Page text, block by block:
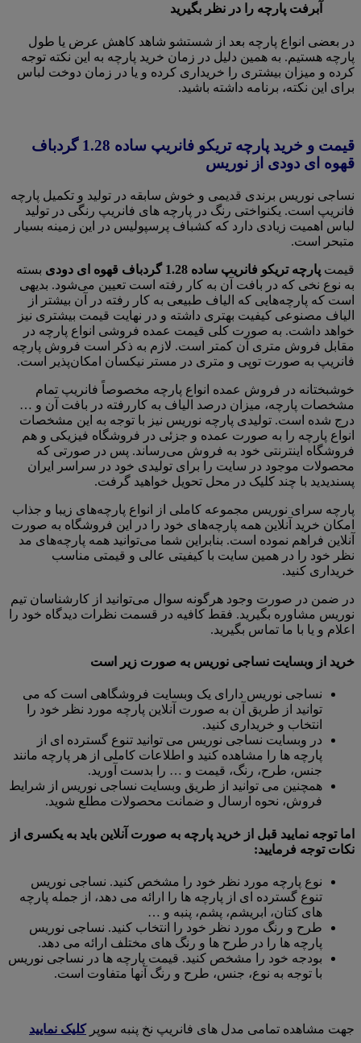
آبرفت پارچه را در نظر بگیرید
در بعضی انواع پارچه بعد از شستشو شاهد کاهش عرض یا طول
پارچه هستیم. به همین دلیل در زمان خرید پارچه به این نکته توجه
کرده و میزان بیشتری را خریداری کرده و یا در زمان دوخت لباس
برای این نکته، برنامه داشته باشید.
قیمت و خرید پارچه تریکو فانریپ ساده 1.28 گردباف
قهوه ای دودی از نوریس
نساجی نوریس برندی قدیمی و خوش سابقه در تولید و تکمیل پارچه
فانریپ است. یکنواختی رنگ در پارچه های فانریپ رنگی در تولید
لباس اهمیت زیادی دارد که کشباف پرسپولیس در این زمینه بسیار
متبحر است.
قیمت پارچه تریکو فانریپ ساده 1.28 گردباف قهوه ای دودی
بسته
به نوع نخی که در بافت آن به کار رفته است تعیین می‌شود. بدیهی
است که پارچه‌هایی که الیاف طبیعی به کار رفته در آن بیشتر از
الیاف مصنوعی کیفیت بهتری داشته و در نهایت قیمت بیشتری نیز
خواهد داشت. به صورت کلی قیمت عمده فروشی انواع پارچه در
مقابل فروش متری آن کمتر است. لازم به ذکر است فروش پارچه
فانریپ به صورت توپی و متری در مستر نیکسان امکان‌پذیر است.
خوشبختانه در فروش عمده انواع پارچه مخصوصاً فانریپ تمام
مشخصات پارچه، میزان درصد الیاف به کاررفته در بافت آن و …
درج شده است. تولیدی پارچه نوریس نیز با توجه به این مشخصات
انواع پارچه را به صورت عمده و جزئی در فروشگاه فیزیکی و هم
فروشگاه اینترنتی خود به فروش می‌رساند. پس در صورتی که
محصولات موجود در سایت را برای تولیدی خود در سراسر ایران
پسندیدید با چند کلیک در محل تحویل خواهید گرفت.
پارچه سرای نوریس مجموعه کاملی از انواع پارچه‌های زیبا و جذاب
امکان خرید آنلاین همه پارچه‌های خود را در این فروشگاه به صورت
آنلاین فراهم نموده است. بنابراین شما می‌توانید همه پارچه‌های مد
نظر خود را در همین سایت با کیفیتی عالی و قیمتی مناسب
خریداری کنید.
در ضمن در صورت وجود هرگونه سوال می‌توانید از کارشناسان تیم
نوریس مشاوره بگیرید. فقط کافیه در قسمت نظرات دیدگاه خود را
اعلام و یا با ما تماس بگیرید.
خرید از وبسایت نساجی نوریس به صورت زیر است
نساجی نوریس دارای یک وبسایت فروشگاهی است که می
توانید از طریق آن به صورت آنلاین پارچه مورد نظر خود را
انتخاب و خریداری کنید.
در وبسایت نساجی نوریس می توانید تنوع گسترده ای از
پارچه ها را مشاهده کنید و اطلاعات کاملی از هر پارچه مانند
جنس، طرح، رنگ، قیمت و … را بدست آورید.
همچنین می توانید از طریق وبسایت نساجی نوریس از شرایط
فروش، نحوه ارسال و ضمانت محصولات مطلع شوید.
اما توجه نمایید قبل از خرید پارچه به صورت آنلاین باید به یکسری از
نکات توجه فرمایید:
نوع پارچه مورد نظر خود را مشخص کنید. نساجی نوریس
تنوع گسترده ای از پارچه ها را ارائه می دهد، از جمله پارچه
های کتان، ابریشم، پشم، پنبه و …
طرح و رنگ مورد نظر خود را انتخاب کنید. نساجی نوریس
پارچه ها را در طرح ها و رنگ های مختلف ارائه می دهد.
بودجه خود را مشخص کنید. قیمت پارچه ها در نساجی نوریس
با توجه به نوع، جنس، طرح و رنگ آنها متفاوت است.
جهت مشاهده تمامی مدل های فانریپ نخ پنبه سوپرکلیک نمایید